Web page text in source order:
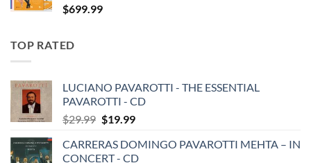
$699.99
TOP RATED
LUCIANO PAVAROTTI - THE ESSENTIAL
PAVAROTTI - CD
$29.99 Original
was:
$19.99Current
is:
CARRERAS DOMINGO PAVAROTTI MEHTA – IN
CONCERT - CD